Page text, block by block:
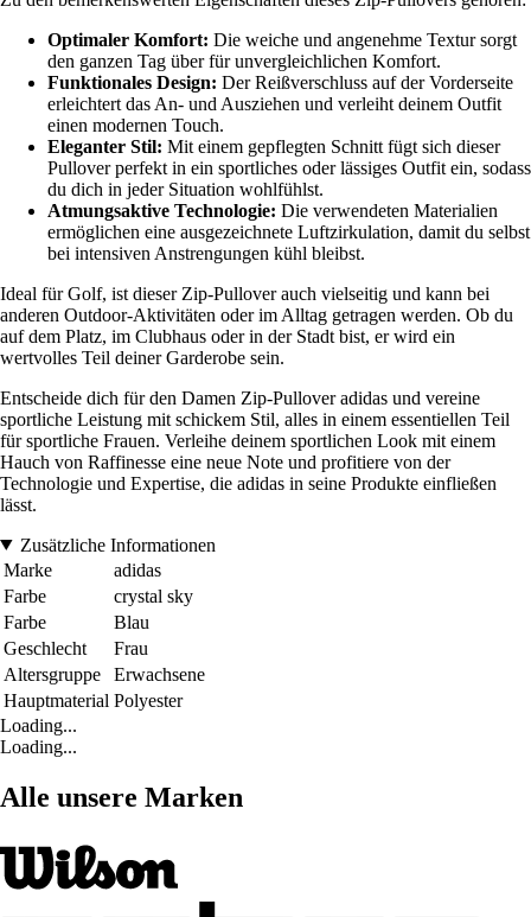
Optimaler Komfort: Die weiche und angenehme Textur sorgt
den ganzen Tag über für unvergleichlichen Komfort.
Funktionales Design: Der Reißverschluss auf der Vorderseite
erleichtert das An- und Ausziehen und verleiht deinem Outfit
einen modernen Touch.
Eleganter Stil: Mit einem gepflegten Schnitt fügt sich dieser
Pullover perfekt in ein sportliches oder lässiges Outfit ein, sodass
du dich in jeder Situation wohlfühlst.
Atmungsaktive Technologie: Die verwendeten Materialien
ermöglichen eine ausgezeichnete Luftzirkulation, damit du selbst
bei intensiven Anstrengungen kühl bleibst.
Ideal für Golf, ist dieser Zip-Pullover auch vielseitig und kann bei
anderen Outdoor-Aktivitäten oder im Alltag getragen werden. Ob du
auf dem Platz, im Clubhaus oder in der Stadt bist, er wird ein
wertvolles Teil deiner Garderobe sein.
Entscheide dich für den Damen Zip-Pullover adidas und vereine
sportliche Leistung mit schickem Stil, alles in einem essentiellen Teil
für sportliche Frauen. Verleihe deinem sportlichen Look mit einem
Hauch von Raffinesse eine neue Note und profitiere von der
Technologie und Expertise, die adidas in seine Produkte einfließen
lässt.
Zusätzliche Informationen
Marke
adidas
Farbe
crystal sky
Farbe
Blau
Geschlecht
Frau
Altersgruppe
Erwachsene
Hauptmaterial Polyester
Loading...
Loading...
Alle unsere Marken